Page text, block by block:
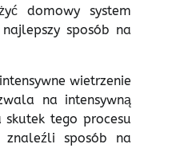
domowy system
sposób na
wietrzenie
na intensywną
tego procesu
znaleźli sposób na